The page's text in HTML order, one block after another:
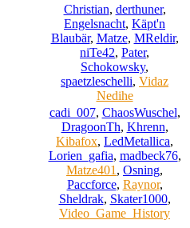
Christian, derthuner,
Engelsnacht, Käpt'n
Blaubär, Matze, MReldir,
niTe42, Pater,
Schokowsky,
spaetzleschelli, Vidaz
Nedihe
cadi_007, ChaosWuschel,
DragoonTh, Khrenn,
Kibafox, LedMetallica,
Lorien_gafia, madbeck76,
Matze401 , Osning,
Paccforce, Raynor,
Sheldrak, Skater1000,
Video_Game_History